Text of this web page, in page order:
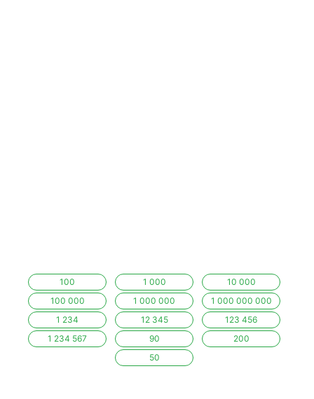
100 1 000
10 000
100 000
1 000 000
1 000 000 000
1 234
12 345
123 456
1 234 567
90
200
50